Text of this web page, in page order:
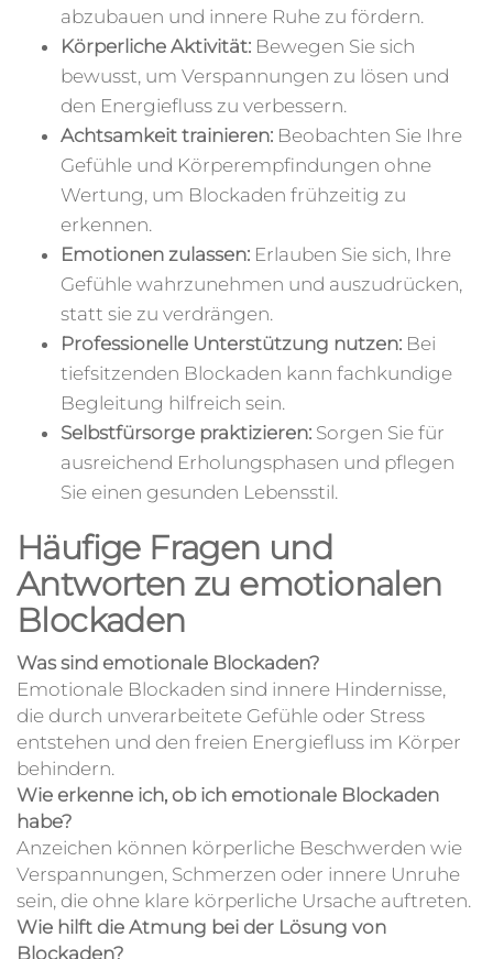
abzubauen und innere Ruhe zu fördern.
Körperliche Aktivität: Bewegen Sie sich
bewusst, um Verspannungen zu lösen und
den Energiefluss zu verbessern.
Achtsamkeit trainieren: Beobachten Sie Ihre
Gefühle und Körperempfindungen ohne
Wertung, um Blockaden frühzeitig zu
erkennen.
Emotionen zulassen: Erlauben Sie sich, Ihre
Gefühle wahrzunehmen und auszudrücken,
statt sie zu verdrängen.
Professionelle Unterstützung nutzen: Bei
tiefsitzenden Blockaden kann fachkundige
Begleitung hilfreich sein.
Selbstfürsorge praktizieren: Sorgen Sie für
ausreichend Erholungsphasen und pflegen
Sie einen gesunden Lebensstil.
Häufige Fragen und
Antworten zu emotionalen
Blockaden
Was sind emotionale Blockaden?
Emotionale Blockaden sind innere Hindernisse,
die durch unverarbeitete Gefühle oder Stress
entstehen und den freien Energiefluss im Körper
behindern.
Wie erkenne ich, ob ich emotionale Blockaden
habe?
Anzeichen können körperliche Beschwerden wie
Verspannungen, Schmerzen oder innere Unruhe
sein, die ohne klare körperliche Ursache auftreten.
Wie hilft die Atmung bei der Lösung von
Blockaden?